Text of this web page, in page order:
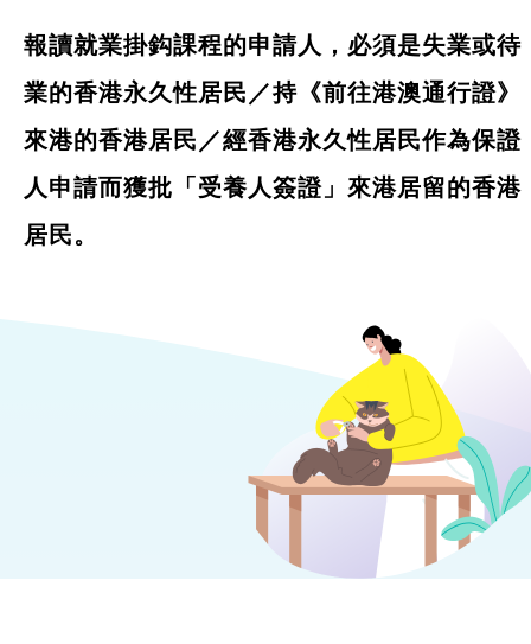
報讀就業掛鈎課程的申請人，必須是失業或待
業的香港永久性居民／持《前往港澳通行證》
來港的香港居民／經香港永久性居民作為保證
人申請而獲批「受養人簽證」來港居留的香港
居民。